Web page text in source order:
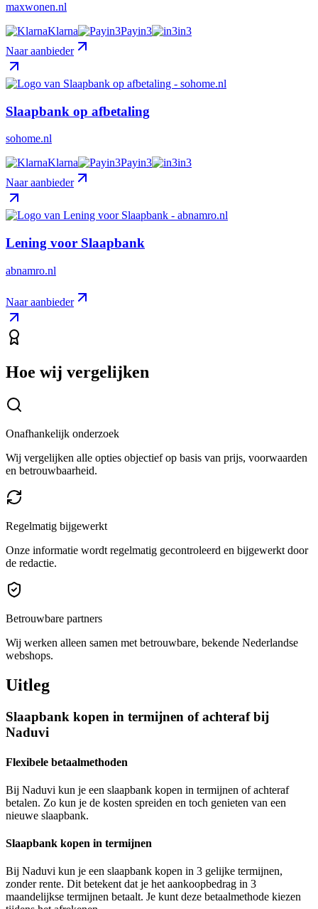
maxwonen.nl
Klarna
Payin3
in3
Naar aanbieder
Slaapbank op afbetaling
sohome.nl
Klarna
Payin3
in3
Naar aanbieder
Lening voor Slaapbank
abnamro.nl
Naar aanbieder
Hoe wij vergelijken
Onafhankelijk onderzoek
Wij vergelijken alle opties objectief op basis van prijs, voorwaarden
en betrouwbaarheid.
Regelmatig bijgewerkt
Onze informatie wordt regelmatig gecontroleerd en bijgewerkt door
de redactie.
Betrouwbare partners
Wij werken alleen samen met betrouwbare, bekende Nederlandse
webshops.
Uitleg
Slaapbank kopen in termijnen of achteraf bij
Naduvi
Flexibele betaalmethoden
Bij Naduvi kun je een slaapbank kopen in termijnen of achteraf
betalen. Zo kun je de kosten spreiden en toch genieten van een
nieuwe slaapbank.
Slaapbank kopen in termijnen
Bij Naduvi kun je een slaapbank kopen in 3 gelijke termijnen,
zonder rente. Dit betekent dat je het aankoopbedrag in 3
maandelijkse termijnen betaalt. Je kunt deze betaalmethode kiezen